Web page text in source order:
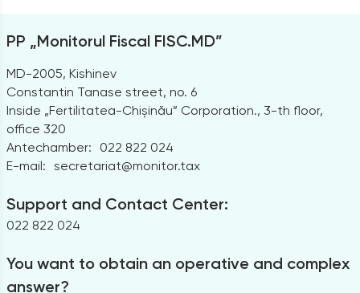
PP „Monitorul Fiscal FISC.MD”
MD-2005, Kishinev
Constantin Tanase street, no. 6
Inside „Fertilitatea-Chișinău” Corporation., 3-th floor,
office 320
Antechamber:
022 822 024
E-mail: secretariat@monitor.tax
Support and Contact Center:
022 822 024
You want to obtain an operative and complex
answer?